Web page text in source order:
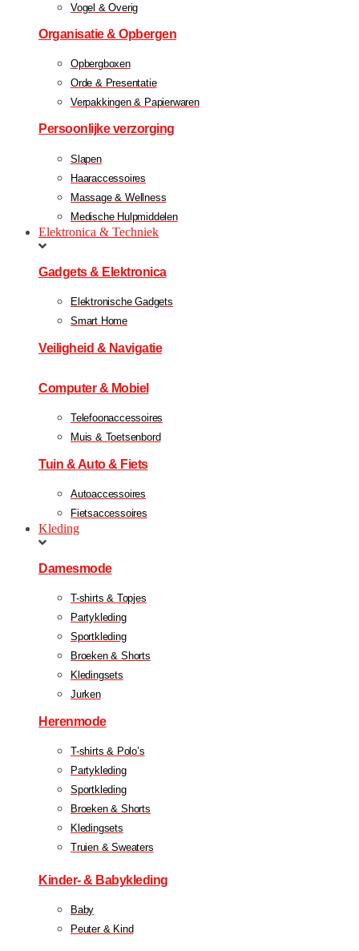
Vogel & Overig
Organisatie & Opbergen
Opbergboxen
Orde & Presentatie
Verpakkingen & Papierwaren
Persoonlijke verzorging
Slapen
Haaraccessoires
Massage & Wellness
Medische Hulpmiddelen
Elektronica & Techniek
Gadgets & Elektronica
Elektronische Gadgets
Smart Home
Veiligheid & Navigatie
Computer & Mobiel
Telefoonaccessoires
Muis & Toetsenbord
Tuin & Auto & Fiets
Autoaccessoires
Fietsaccessoires
Kleding
Damesmode
T-shirts & Topjes
Partykleding
Sportkleding
Broeken & Shorts
Kledingsets
Jurken
Herenmode
T-shirts & Polo’s
Partykleding
Sportkleding
Broeken & Shorts
Kledingsets
Truien & Sweaters
Kinder- & Babykleding
Baby
Peuter & Kind